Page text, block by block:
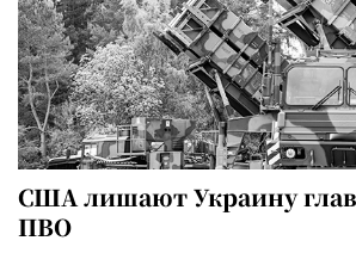
США лишают Украину
ПВО